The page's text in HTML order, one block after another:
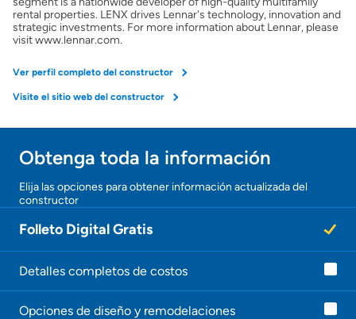
Preparar mi casa para la venta
Obtener ofertas por mi casa
rental properties. LENX drives Lennar's technology, innovation and
strategic investments. For more information about Lennar, please
visit www.lennar.com.
Ver perfil completo del constructor
Visite el sitio web del constructor
¡Gracias!
¡
n
e
e
Obtenga toda la información
Elija las opciones para obtener información actualizada del
constructor
Folleto Digital Gratis
Detalles completos de costos
Opciones de diseño y remodelaciones